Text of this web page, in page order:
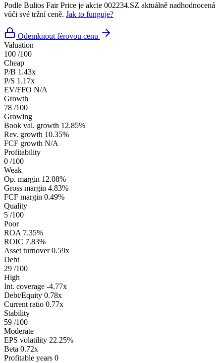
Podle Bulios Fair Price je akcie 002234.SZ aktuálně nadhodnocená
vůči své tržní ceně. Jak to funguje?
Odemknout férovou cenu
Valuation
100 /100
Cheap
P/B 1.43x
P/S 1.17x
EV/FFO N/A
Growth
78 /100
Growing
Book val. growth 12.85%
Rev. growth 10.35%
FCF growth N/A
Profitability
0 /100
Weak
Op. margin 12.08%
Gross margin 4.83%
FCF margin 0.49%
Quality
5 /100
Poor
ROA 7.35%
ROIC 7.83%
Asset turnover 0.59x
Debt
29 /100
High
Int. coverage -4.77x
Debt/Equity 0.78x
Current ratio 0.77x
Stability
59 /100
Moderate
EPS volatility 22.25%
Beta 0.72x
Profitable years 0